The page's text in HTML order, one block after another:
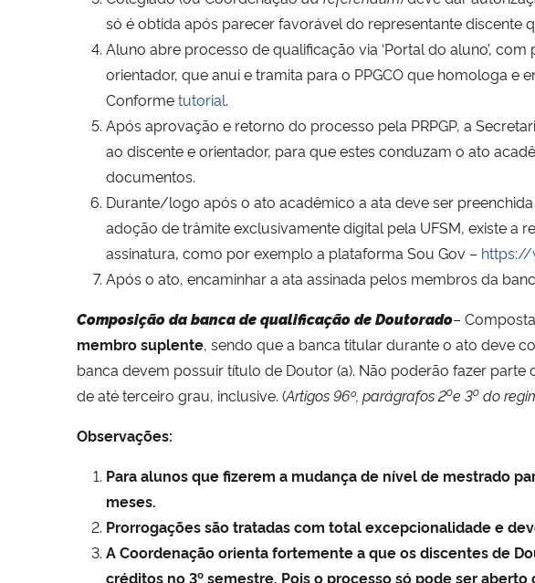
só é obtida após parecer favorável do representante discente
Aluno abre processo de qualificação via ‘Portal do aluno’,
orientador, que anui e tramita para o PPGCO que homologa e
Conformetutorial.
Após aprovação e retorno do processo pela PRPGP, a
ao discente e orientador, para que estes conduzam o ato
documentos.
Durante/logo após o ato acadêmico a ata deve ser
adoção de trâmite exclusivamente digital pela UFSM, existe
assinatura, como por exemplo a plataforma Sou Gov – https://
Após o ato, encaminhar a ata assinada pelos membros da
Composição da banca de qualificação de Doutorado–
membro suplente, sendo que a banca titular durante o ato deve
banca devem possuir título de Doutor (a). Não poderão fazer
de até terceiro grau, inclusive. (Artigos 96º, parágrafos 2oe 3o do
Observações:
Para alunos que fizerem a mudança de nível de mestrado
meses.
Prorrogações são tratadas com total excepcionalidade e
A Coordenação orienta fortemente a que os discentes de
créditos no 3º semestre. Pois o processo só pode ser